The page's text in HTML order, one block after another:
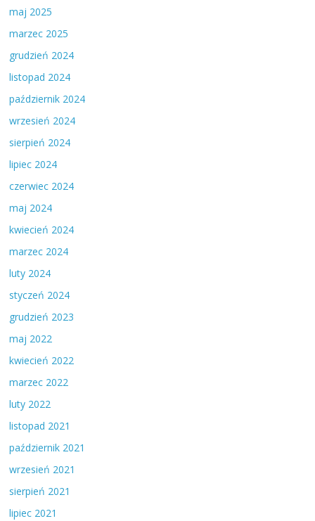
maj 2025
marzec 2025
grudzień 2024
listopad 2024
październik 2024
wrzesień 2024
sierpień 2024
lipiec 2024
czerwiec 2024
maj 2024
kwiecień 2024
marzec 2024
luty 2024
styczeń 2024
grudzień 2023
maj 2022
kwiecień 2022
marzec 2022
luty 2022
listopad 2021
październik 2021
wrzesień 2021
sierpień 2021
lipiec 2021